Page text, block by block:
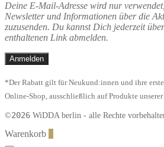
Deine E-Mail-Adresse wird nur
Newsletter und Informationen über die
zuzusenden. Du kannst Dich jederzeit
enthaltenen Link abmelden.
*Der Rabatt gilt für Neukund:innen und ihre
Online-Shop, ausschließlich auf Produkte
©2026 WiDDA berlin - alle Rechte
Warenkorb